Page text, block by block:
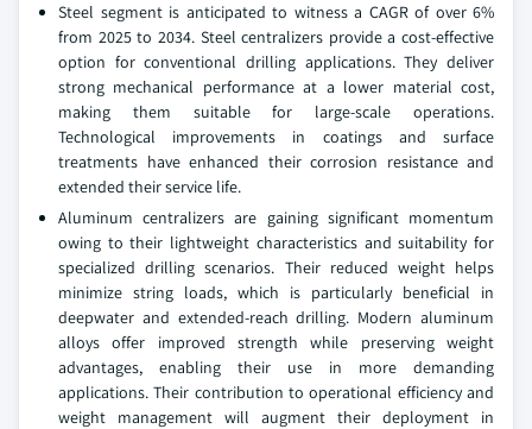
Steel segment is anticipated to witness a CAGR of over 6%
from 2025 to 2034. Steel centralizers provide a cost-effective
option for conventional drilling applications. They deliver
strong mechanical performance at a lower material cost,
making them suitable for large-scale operations.
Technological improvements in coatings and surface
treatments have enhanced their corrosion resistance and
extended their service life.
Aluminum centralizers are gaining significant momentum
owing to their lightweight characteristics and suitability for
specialized drilling scenarios. Their reduced weight helps
minimize string loads, which is particularly beneficial in
deepwater and extended-reach drilling. Modern aluminum
alloys offer improved strength while preserving weight
advantages, enabling their use in more demanding
applications. Their contribution to operational efficiency and
weight management will augment their deployment in